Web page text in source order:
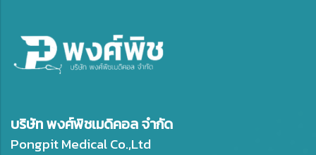
บริษัท พงศ์พิชเมดิคอล จำกัด
Pongpit Medical Co.,Ltd